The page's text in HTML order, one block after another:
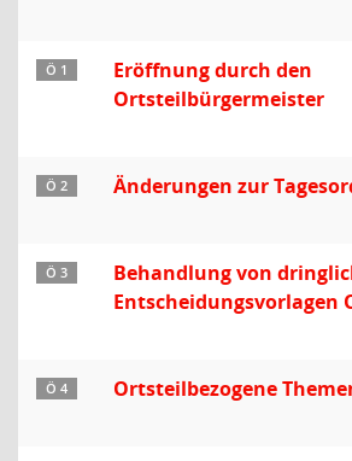
Ö 1
Eröffnung durch den
Ortsteilbürgermeister
Ö 2 Änderungen zur
Ö 3
Behandlung von
Entscheidungsvorlagen
Ö 4 Ortsteilbezogene